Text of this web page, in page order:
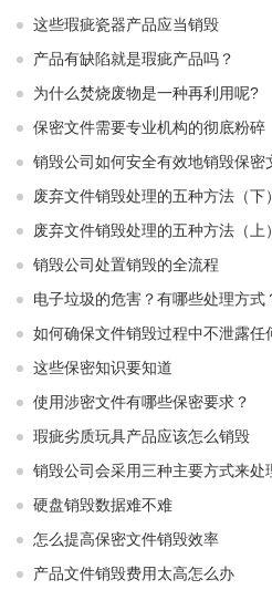
这些瑕疵瓷器产品应当销毁
产品有缺陷就是瑕疵产品吗？
为什么焚烧废物是一种再利用呢?
保密文件需要专业机构的彻底粉碎
销毁公司如何安全有效地销毁保密
废弃文件销毁处理的五种方法（下）
废弃文件销毁处理的五种方法（上）
销毁公司处置销毁的全流程
电子垃圾的危害？有哪些处理方式
如何确保文件销毁过程中不泄露任
这些保密知识要知道
使用涉密文件有哪些保密要求？
瑕疵劣质玩具产品应该怎么销毁
销毁公司会采用三种主要方式来处
硬盘销毁数据难不难
怎么提高保密文件销毁效率
产品文件销毁费用太高怎么办